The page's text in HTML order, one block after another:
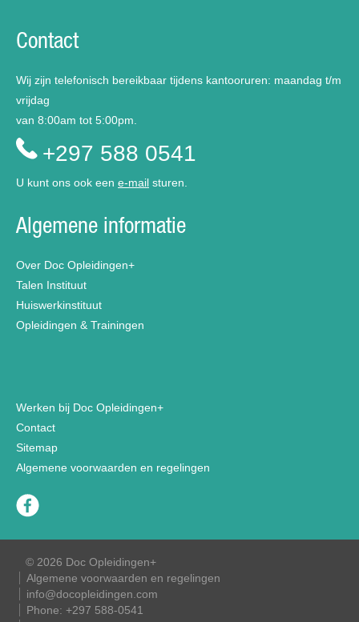
Contact
Wij zijn telefonisch bereikbaar tijdens kantooruren: maandag t/m
vrijdag
van 8:00am tot 5:00pm.
+297 588 0541
U kunt ons ook een e-mail sturen.
Algemene informatie
Over Doc Opleidingen+
Talen Instituut
Huiswerkinstituut
Opleidingen & Trainingen
Werken bij Doc Opleidingen+
Contact
Sitemap
Algemene voorwaarden en regelingen
© 2026 Doc Opleidingen+
Algemene voorwaarden en regelingen
info@docopleidingen.com
Phone: +297 588-0541